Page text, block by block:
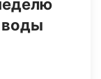
воды